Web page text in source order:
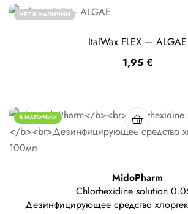
НЕТ В НАЛИЧИИ
ItalWax FLEX — ALGAE
1,95 €
В НАЛИЧИИ
MidoPharm
Chlorhexidine solution
Дезинфицирующее средство